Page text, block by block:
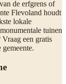
de erfgrens of
Flevoland houdt
lokale
tuinen
een gratis